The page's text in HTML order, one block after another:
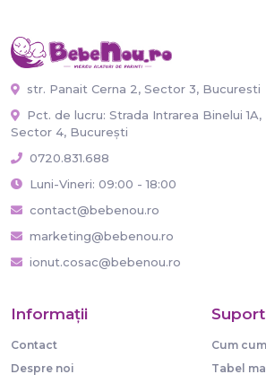
str. Panait Cerna 2, Sector 3, Bucuresti
Pct. de lucru: Strada Intrarea Binelui
Sector 4, București
0720.831.688
Luni-Vineri: 09:00 - 18:00
contact@bebenou.ro
marketing@bebenou.ro
ionut.cosac@bebenou.ro
Informaţii
Contact
Despre noi
Cum
Tabel